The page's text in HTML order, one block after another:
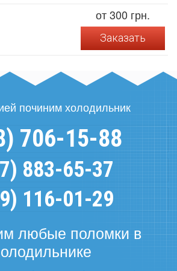
от 300 грн.
Заказать
починим холодильник
706-15-88
883-65-37
116-01-29
любые поломки в